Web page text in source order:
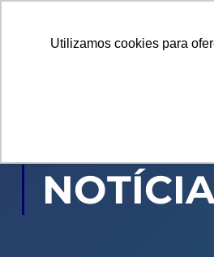
Utilizamos cookies para